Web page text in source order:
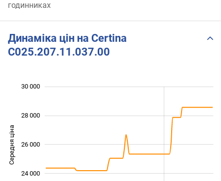
годинниках
Динаміка цін на Certina
C025.207.11.037.00
Середня ціна 22 000
24 000
26 000
28 000
30 000